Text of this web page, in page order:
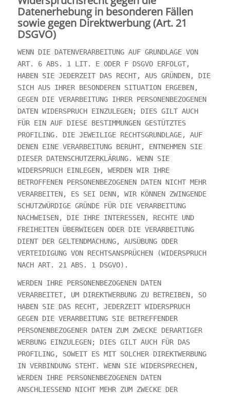
Datenerhebung in besonderen Fällen
sowie gegen Direktwerbung (Art. 21
DSGVO)
WENN DIE DATENVERARBEITUNG AUF GRUNDLAGE VON
ART. 6 ABS. 1 LIT. E ODER F DSGVO ERFOLGT,
HABEN SIE JEDERZEIT DAS RECHT, AUS GRÜNDEN, DIE
SICH AUS IHRER BESONDEREN SITUATION ERGEBEN,
GEGEN DIE VERARBEITUNG IHRER PERSONENBEZOGENEN
DATEN WIDERSPRUCH EINZULEGEN; DIES GILT AUCH
FÜR EIN AUF DIESE BESTIMMUNGEN GESTÜTZTES
PROFILING. DIE JEWEILIGE RECHTSGRUNDLAGE, AUF
DENEN EINE VERARBEITUNG BERUHT, ENTNEHMEN SIE
DIESER DATENSCHUTZERKLÄRUNG. WENN SIE
WIDERSPRUCH EINLEGEN, WERDEN WIR IHRE
BETROFFENEN PERSONENBEZOGENEN DATEN NICHT MEHR
VERARBEITEN, ES SEI DENN, WIR KÖNNEN ZWINGENDE
SCHUTZWÜRDIGE GRÜNDE FÜR DIE VERARBEITUNG
NACHWEISEN, DIE IHRE INTERESSEN, RECHTE UND
FREIHEITEN ÜBERWIEGEN ODER DIE VERARBEITUNG
DIENT DER GELTENDMACHUNG, AUSÜBUNG ODER
VERTEIDIGUNG VON RECHTSANSPRÜCHEN (WIDERSPRUCH
NACH ART. 21 ABS. 1 DSGVO).
WERDEN IHRE PERSONENBEZOGENEN DATEN
VERARBEITET, UM DIREKTWERBUNG ZU BETREIBEN, SO
HABEN SIE DAS RECHT, JEDERZEIT WIDERSPRUCH
GEGEN DIE VERARBEITUNG SIE BETREFFENDER
PERSONENBEZOGENER DATEN ZUM ZWECKE DERARTIGER
WERBUNG EINZULEGEN; DIES GILT AUCH FÜR DAS
PROFILING, SOWEIT ES MIT SOLCHER DIREKTWERBUNG
IN VERBINDUNG STEHT. WENN SIE WIDERSPRECHEN,
WERDEN IHRE PERSONENBEZOGENEN DATEN
ANSCHLIESSEND NICHT MEHR ZUM ZWECKE DER